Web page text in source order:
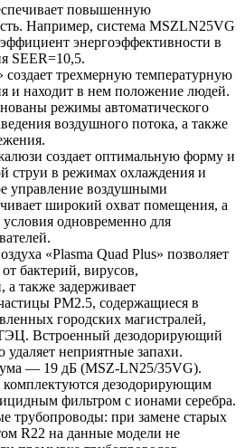
повышенную
Например, система MSZLN25VG
энергоэффективности в
SEER=10,5.
трехмерную температурную
и находит в нем положение людей.
режимы автоматического
воздушного потока, а также
создает оптимальную форму и
струи в режимах охлаждения и
управление воздушными
широкий охват помещения, а
одновременно для
«Plasma Quad Plus» позволяет
бактерий, вирусов,
а также задерживает
PM2.5, содержащиеся в
городских магистралей,
Встроенный дезодорирующий
удаляет неприятные запахи.
— 19 дБ (MSZ-LN25/35VG).
дезодорирующим
фильтром с ионами серебра.
трубопроводы: при замене старых
R22 на данные модели не